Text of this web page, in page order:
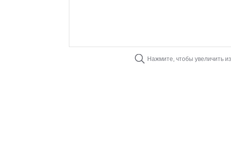
Нажмите, чтобы увеличить